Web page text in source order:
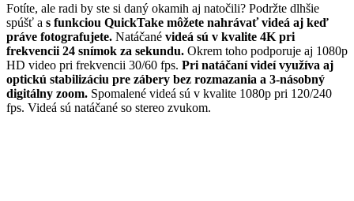
Fotíte, ale radi by ste si daný okamih aj natočili? Podržte dlhšie
spúšť a s funkciou QuickTake môžete nahrávať videá aj keď
práve fotografujete. Natáčané videá sú v kvalite 4K pri
frekvencii 24 snímok za sekundu. Okrem toho podporuje aj 1080p
HD video pri frekvencii 30/60 fps. Pri natáčaní videí využíva aj
optickú stabilizáciu pre zábery bez rozmazania a 3-násobný
digitálny zoom. Spomalené videá sú v kvalite 1080p pri 120/240
fps. Videá sú natáčané so stereo zvukom.